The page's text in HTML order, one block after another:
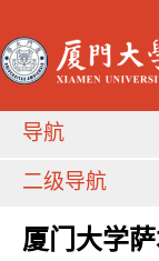
导航
二级导航
厦门大学